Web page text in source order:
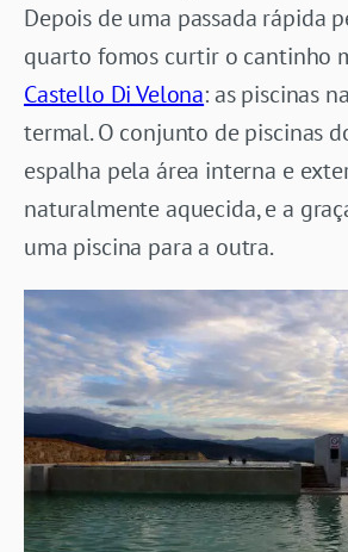
Depois de uma passada rápida
quarto fomos curtir o cantinho
Castello Di Velona: as piscinas
termal. O conjunto de piscinas
espalha pela área interna e
naturalmente aquecida, e a
uma piscina para a outra.